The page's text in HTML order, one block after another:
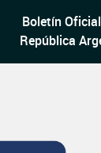
Boletín
República